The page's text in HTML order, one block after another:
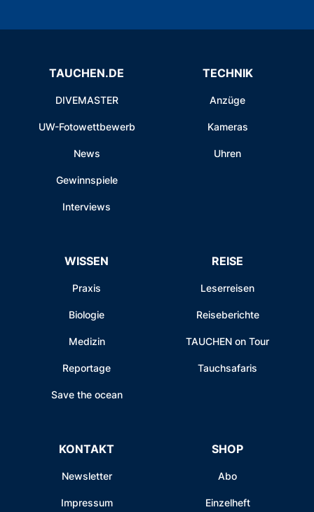
TAUCHEN.DE
DIVEMASTER
UW-Fotowettbewerb
News
Gewinnspiele
Interviews
TECHNIK
Anzüge
Kameras
Uhren
WISSEN
Praxis
Biologie
Medizin
Reportage
Save the ocean
REISE
Leserreisen
Reiseberichte
TAUCHEN on Tour
Tauchsafaris
KONTAKT
Newsletter
Impressum
SHOP
Abo
Einzelheft